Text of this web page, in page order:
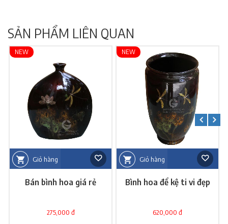
SẢN PHẨM LIÊN QUAN
Giỏ hàng
NEW
Bán bình hoa giá rẻ
275,000 đ
Giỏ hàng
NEW
Bình hoa để kệ ti vi đẹp
620,000 đ